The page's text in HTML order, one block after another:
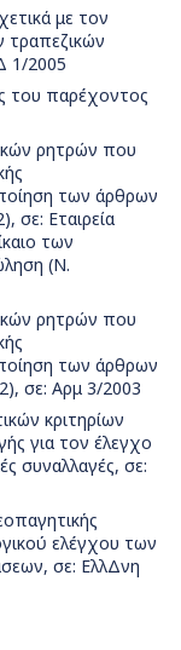
με τον
1/2005
του παρέχοντος
ρητρών που
των άρθρων
σε: Εταιρεία
των
(Ν.
ρητρών που
των άρθρων
σε: Αρμ 3/2003
κριτηρίων
για τον έλεγχο
συναλλαγές, σε:
ελέγχου των
σε: ΕλλΔνη